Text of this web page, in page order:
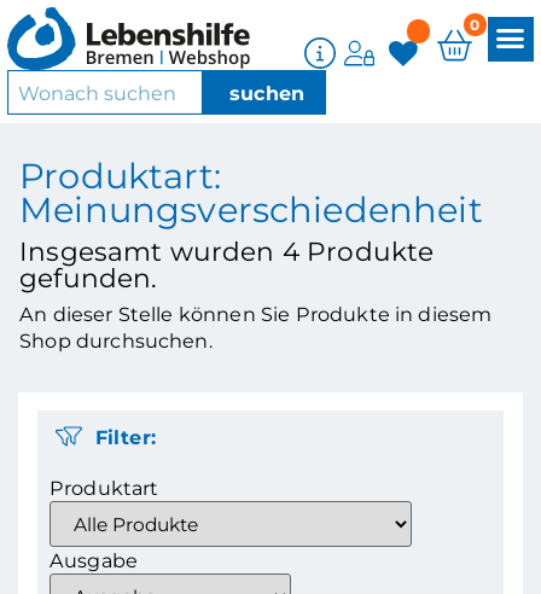
0
Produktart:
Meinungsverschiedenheit
Insgesamt wurden 4Produkte
gefunden.
An dieser Stelle können Sie Produkte in diesem
Shop durchsuchen.
Filter:
Produktart
Ausgabe